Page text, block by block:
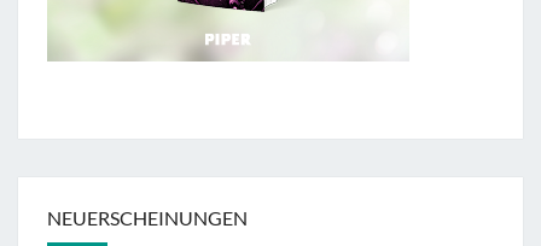
NEUERSCHEINUNGEN